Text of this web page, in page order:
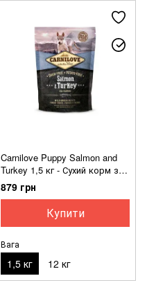
Carnilove Puppy Salmon and
Turkey 1,5 кг - Сухий корм з
лососем та індичкою для
цуценят
879 грн
Купити
Вага
1,5 кг 12 кг